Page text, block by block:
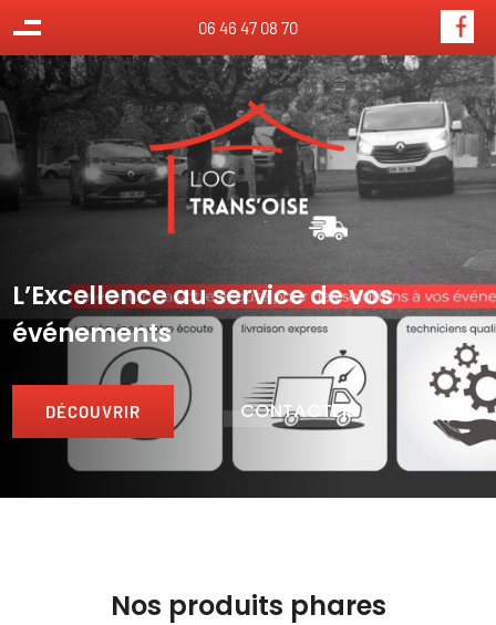
06 46 47 08 70
L’Excellence au service de vos
événements
DÉCOUVRIR CONTACTER
Nos produits phares